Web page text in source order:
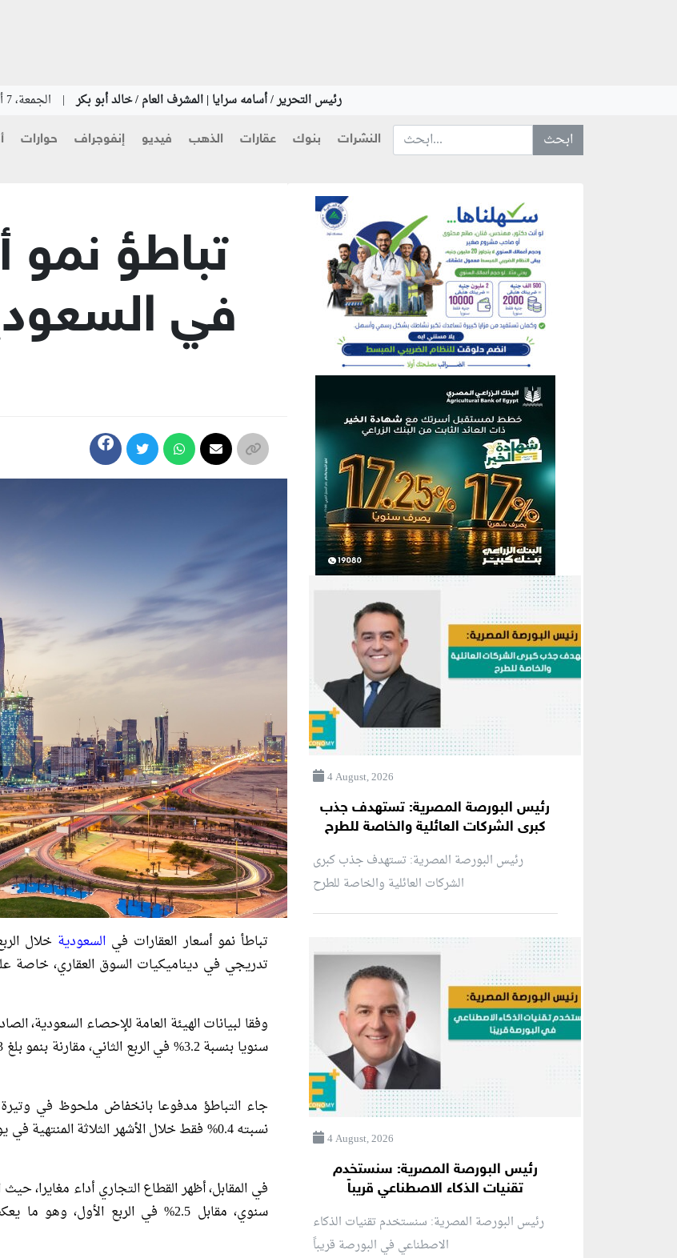
رئيس التحرير / أسامه سرايا | المشرف العام / خالد أبو بكر | الجمعة، 7 أغسطس 2026
حوارات إنفوجراف فيديو الذهب عقارات بنوك النشرات ابحث عن... :
تباطؤ نمو
في
تباطأ نمو أسعار العقارات في السعودية
تدريجي في ديناميكيات السوق العقاري، خاصة
وفقا لبيانات الهيئة العامة للإحصاء السعودية،
جاء التباطؤ مدفوعا بانخفاض ملحوظ في وتيرة
سنوي، مقابل 2.5% في الربع الأول،
منطقة إعلانية
منطقة إعلانية
4 August, 2026
رئيس البورصة المصرية: تستهدف جذب
كبرى الشركات العائلية والخاصة للطرح
رئيس البورصة المصرية: تستهدف جذب كبرى
الشركات العائلية والخاصة للطرح
4 August, 2026
رئيس البورصة المصرية: سنستخدم
تقنيات الذكاء الاصطناعي قريباً
رئيس البورصة المصرية: سنستخدم تقنيات الذكاء
الاصطناعي في البورصة قريباً